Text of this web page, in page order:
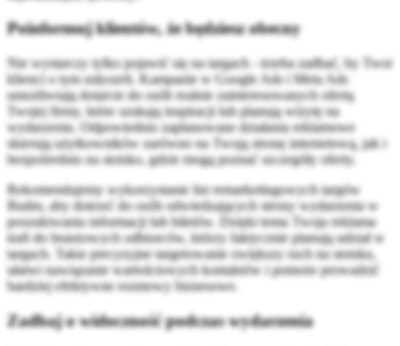
Poinformuj klientów, że będziesz obecny
Nie wystarczy tylko pojawić się na targach - trzeba zadbać, by Twoi
klienci o tym usłyszeli. Kampanie w Google Ads i Meta Ads
umożliwiają dotarcie do osób realnie zainteresowanych ofertą
Twojej firmy, które szukają inspiracji lub planują wizytę na
wydarzeniu. Odpowiednio zaplanowane działania reklamowe
skierują użytkowników zarówno na Twoją stronę internetową, jak i
bezpośrednio na stoisko, gdzie mogą poznać szczegóły oferty.
Rekomendujemy wykorzystanie list remarketingowych targów
Budm, aby dotrzeć do osób odwiedzających strony wydarzenia w
poszukiwaniu informacji lub biletów. Dzięki temu Twoja reklama
trafi do branżowych odbiorców, którzy faktycznie planują udział w
targach. Takie precyzyjne targetowanie zwiększy ruch na stoisku,
ułatwi nawiązanie wartościowych kontaktów i pomoże prowadzić
bardziej efektywne rozmowy biznesowe.
Zadbaj o widoczność podczas wydarzenia